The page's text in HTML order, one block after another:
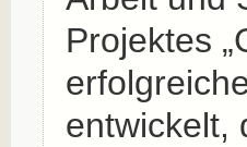
Projektes
entwickelt,